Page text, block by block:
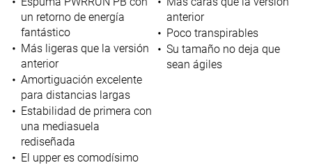
un retorno de energía
fantástico
Más ligeras que la versión
anterior
Amortiguación excelente
para distancias largas
Estabilidad de primera con
una mediasuela
rediseñada
El upper es comodísimo
anterior
Poco transpirables
Su tamaño no deja que
sean ágiles